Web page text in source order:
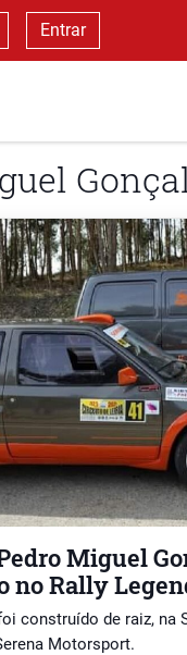
Entrar
Miguel
no Rally
construído de raiz, na
Motorsport.